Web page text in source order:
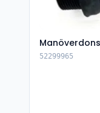
52299965